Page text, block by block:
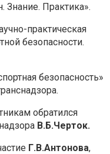
Знание. Практика».
практическая
безопасности.
безопасность»
обратился
В.Б.Черток.
Г.В.Антонова,